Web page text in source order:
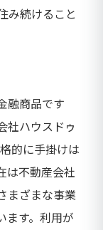
み続けること
融商品です
社ハウスドゥ
的に手掛けは
は不動産会社
まざまな事業
ます。利用が